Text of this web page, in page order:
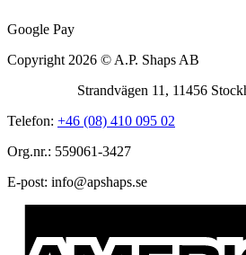
Google Pay
Copyright 2026 © A.P. Shaps AB
Strandvägen 11, 11456
Telefon: +46 (08) 410 095 02
Org.nr.: 559061-3427
E-post:
es.spahspa
@ofni